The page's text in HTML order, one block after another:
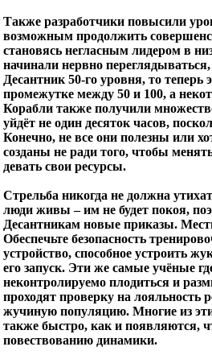
Также разработчики повысили
возможным продолжить
становясь негласным лидером в
начинали нервно
Десантник 50-го уровня, то
промежутке между 50 и 100, а
Корабли также получили
уйдёт не один десяток часов,
Конечно, не все они полезны или
созданы не ради того, чтобы
девать свои ресурсы.
Стрельба никогда не должна
люди живы – им не будет покоя,
Десантникам новые приказы.
Обеспечьте безопасность
устройство, способное устроить
его запуск. Эти же самые учёные
неконтролируемо плодиться и
проходят проверку на лояльность
жучиную популяцию. Многие из
также быстро, как и появляются,
повествованию динамики.